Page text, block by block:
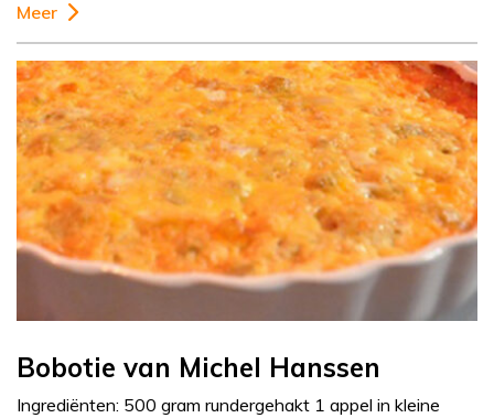
Meer
Bobotie van Michel Hanssen
Ingrediënten: 500 gram rundergehakt 1 appel in kleine